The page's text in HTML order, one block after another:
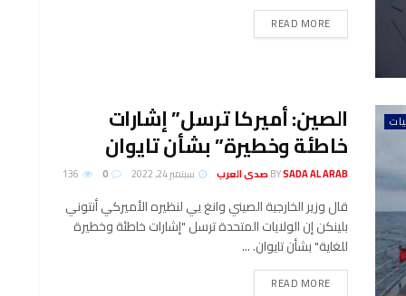
READ MORE
DETAILS
الصين: أميركا ترسل” إشارات
خاطئة وخطيرة” بشأن تايوان
BYSADA AL ARAB صدى العرب سبتمبر 24, 2022
قال وزير الخارجية الصيني وانغ يي لنظيره الأميركي أنتوني
بلينكن إن الولايات المتحدة ترسل "إشارات خاطئة وخطيرة
للغاية" بشأن تايوان. ...
READ MORE
DETAILS